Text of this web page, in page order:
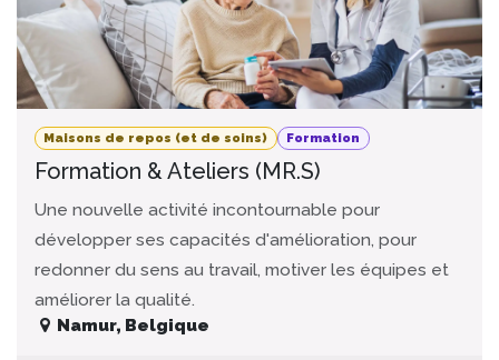
Maisons de repos (et de soins) Formation
Formation & Ateliers (MR.S)
Une nouvelle activité incontournable pour
développer ses capacités d'amélioration, pour
redonner du sens au travail, motiver les équipes et
améliorer la qualité.
Namur, Belgique